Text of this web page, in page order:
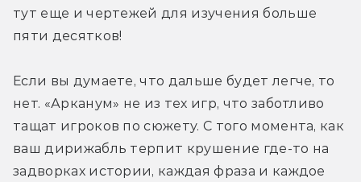
тут еще и чертежей для изучения больше
пяти десятков!
Если вы думаете, что дальше будет легче, то
нет. «Арканум» не из тех игр, что заботливо
тащат игроков по сюжету. С того момента, как
ваш дирижабль терпит крушение где-то на
задворках истории, каждая фраза и каждое